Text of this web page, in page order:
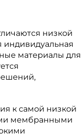
низкой
индивидуальная
материалы для
к самой низкой
мембранными